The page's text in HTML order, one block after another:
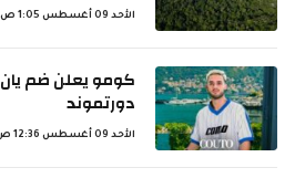
الأحد 09 أغسطس 1:05 ص
كومو يعلن ضم
دورتموند
الأحد 09 أغسطس 12:36 ص